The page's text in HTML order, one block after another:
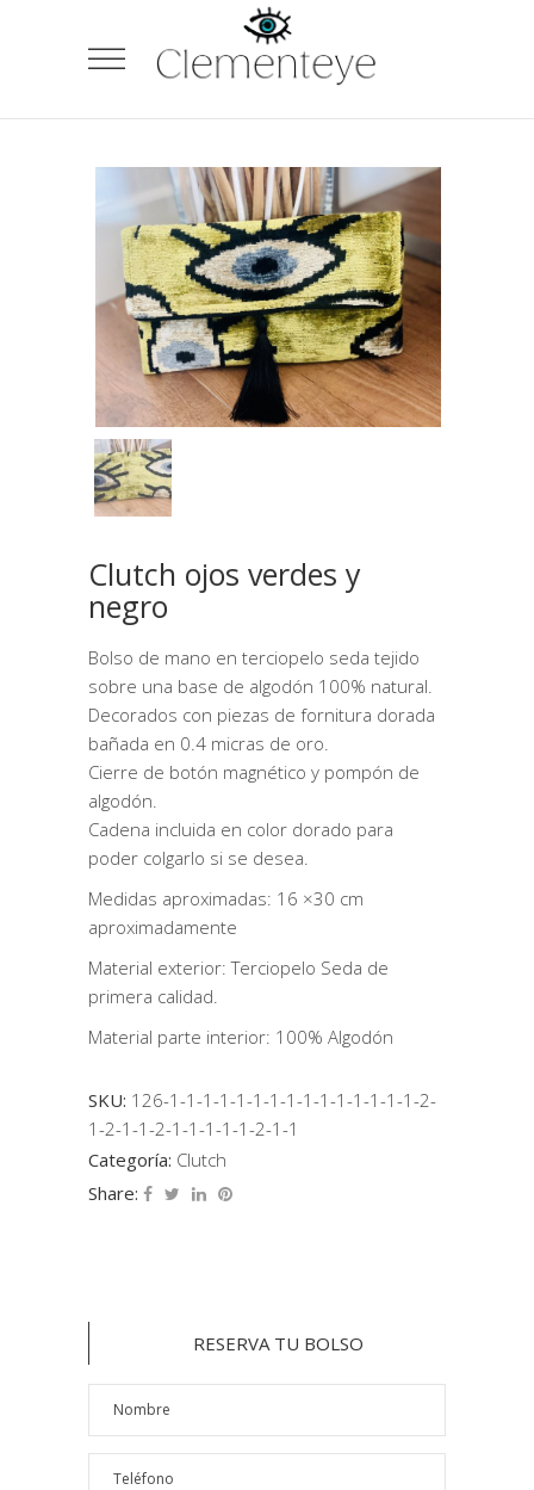
Clutch ojos verdes y
negro
Bolso de mano en terciopelo seda tejido
sobre una base de algodón 100% natural.
Decorados con piezas de fornitura dorada
bañada en 0.4 micras de oro.
Cierre de botón magnético y pompón de
algodón.
Cadena incluida en color dorado para
poder colgarlo si se desea.
Medidas aproximadas: 16 ×30 cm
aproximadamente
Material exterior: Terciopelo Seda de
primera calidad.
Material parte interior: 100% Algodón
SKU: 126-1-1-1-1-1-1-1-1-1-1-1-1-1-1-1-2-
1-2-1-1-2-1-1-1-1-1-2-1-1
Categoría: Clutch
Share:
RESERVA TU BOLSO